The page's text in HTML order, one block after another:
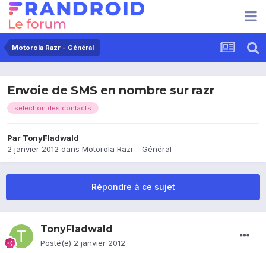
Motorola Razr - Général
Envoie de SMS en nombre sur razr
selection des contacts
Par TonyFladwald
2 janvier 2012 dans Motorola Razr - Général
Répondre à ce sujet
TonyFladwald
Posté(e) 2 janvier 2012